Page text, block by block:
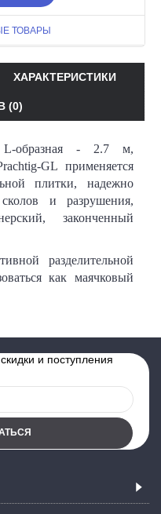
ТОВАРЫ
ХАРАКТЕРИСТИКИ
(0)
образная - 2.7 м,
GL применяется
плитки, надежно
и разрушения,
законченный
разделительной
как маячковый
и поступления